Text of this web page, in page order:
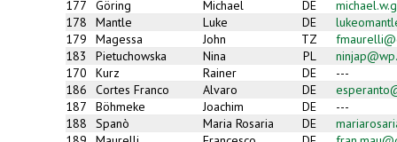
177
Göring Michael DE
178
Mantle Luke DE
179
Magessa John TZ
183
Pietuchowska Nina PL
170
Kurz Rainer DE
---
186
Cortes Franco Alvaro DE
187
Böhmeke Joachim DE
---
188
Spanò Maria Rosaria DE